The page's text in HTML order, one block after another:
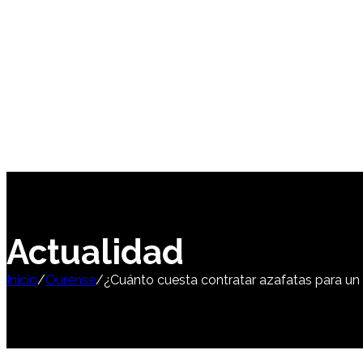
Actualidad
Inicio/Ourense/¿Cuánto cuesta contratar azafatas para